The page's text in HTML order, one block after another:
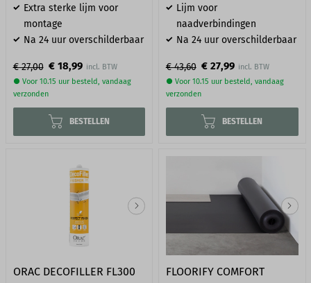
Extra sterke lijm voor
montage
Na 24 uur overschilderbaar
€ 27,00 € 18,99
● Voor 10.15 uur besteld, vandaag
verzonden
BESTELLEN
Lijm voor
naadverbindingen
Na 24 uur overschilderbaar
€ 43,60 € 27,99
● Voor 10.15 uur besteld, vandaag
verzonden
BESTELLEN
ORAC DECOFILLER FL300
FLOORIFY COMFORT